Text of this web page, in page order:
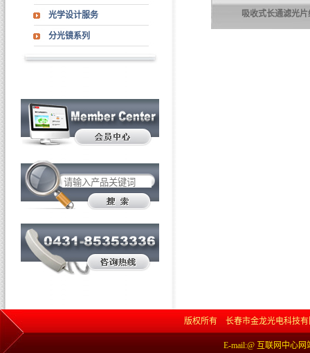
光学设计服务
分光镜系列
吸收式长通滤光片
版权所有 长春市金龙光电科技有
E-mail:@ 互联网中心